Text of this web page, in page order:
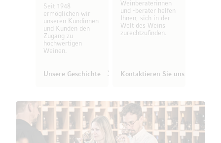
Seit 1948
ermöglichen wir
unseren Kundinnen
und Kunden den
Zugang zu
hochwertigen
Weinen.
Unsere Geschichte
Weinberaterinnen
und -berater helfen
Ihnen, sich in der
Welt des Weins
zurechtzufinden.
Kontaktieren Sie uns